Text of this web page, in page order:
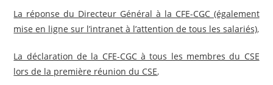
La réponse du Directeur Général à la CFE-CGC (également
mise en ligne sur l’intranet à l’attention de tous les salariés),
La déclaration de la CFE-CGC à tous les membres du CSE
lors de la première réunion du CSE,